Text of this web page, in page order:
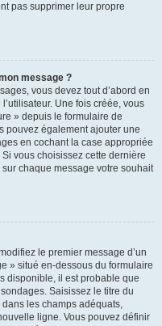
pas supprimer leur propre
message ?
vous devez tout d’abord en
Une fois créée, vous
» depuis le formulaire de
pouvez également ajouter une
en cochant la case appropriée
vous choisissez cette dernière
chaque message votre souhait
le premier message d’un
» situé en-dessous du formulaire
disponible, il est probable que
Saisissez le titre du
les champs adéquats,
ligne. Vous pouvez définir